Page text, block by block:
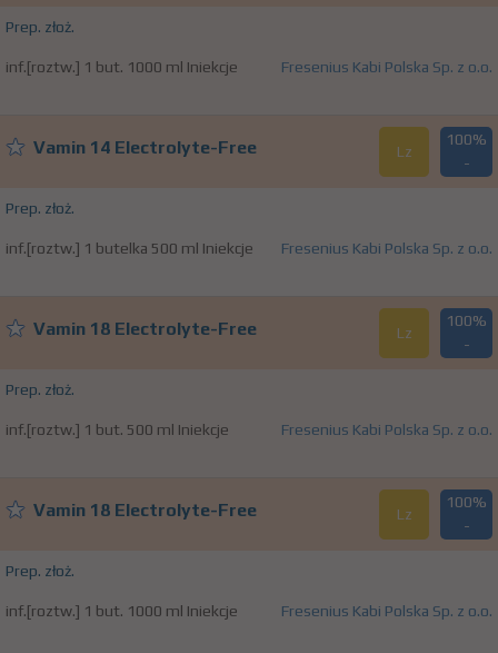
Prep. złoż.
inf.[roztw.] 1 but. 1000 ml Iniekcje Fresenius Kabi Polska Sp. z o.o.
Vamin 14 Electrolyte-Free Lz
100%
-
Prep. złoż.
inf.[roztw.] 1 butelka 500 ml Iniekcje Fresenius Kabi Polska Sp. z o.o.
Vamin 18 Electrolyte-Free Lz
100%
-
Prep. złoż.
inf.[roztw.] 1 but. 500 ml Iniekcje Fresenius Kabi Polska Sp. z o.o.
Vamin 18 Electrolyte-Free Lz
100%
-
Prep. złoż.
inf.[roztw.] 1 but. 1000 ml Iniekcje Fresenius Kabi Polska Sp. z o.o.